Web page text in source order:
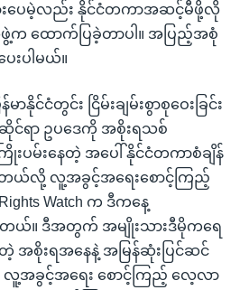
ပေမဲ့လည်း နိုင်ငံတကာအဆင့်မီဖို့လို
က ထောက်ပြခဲ့တာပါ။ အပြည့်အစုံ
ေးပါမယ်။
ာနိုင်ငံတွင်း ငြိမ်းချမ်းစွာစုဝေးခြင်း
င်ရာ ဥပဒေကို အစိုးရသစ်
ပမ်းနေတဲ့ အပေါ် နိုင်ငံတကာစံချိန်
ယ်လို့ လူ့အခွင့်အရေးစောင့်ကြည့်
Watch က ဒီကနေ့
တယ်။ ဒီအတွက် အမျိုးသားဒီမိုကရေ
အစိုးရအနေနဲ့ အမြန်ဆုံးပြင်ဆင်
လူ့အခွင့်အရေး စောင့်ကြည့် လေ့လာ